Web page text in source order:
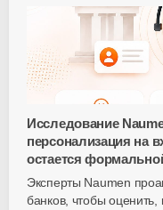
Исследование
персонализация на
остается
Эксперты Naumen
банков, чтобы